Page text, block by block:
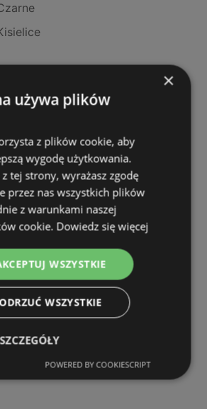
E.Leclerc
Żabka
Gram Market
Action
w Dziwnów
detaliczne
×
używa plików
z plików cookie, aby
wygodę użytkowania.
tej strony, wyrażasz zgodę
przez nas wszystkich plików
z warunkami naszej
cookie. Dowiedz się więcej
WSZYSTKIE
ODRZUĆ WSZYSTKIE
POWERED BY COOKIESCRIPT